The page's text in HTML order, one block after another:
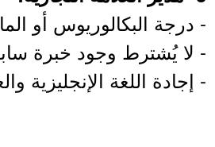
- درجة البكالوريوس أو
- لا يُشترط وجود خبرة سابقة
- إجادة اللغة الإنجليزية